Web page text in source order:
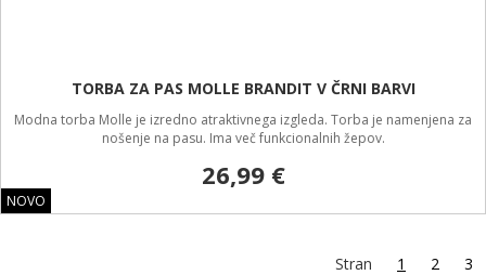
NOVO
TORBA ZA PAS MOLLE BRANDIT V ČRNI BARVI
Modna torba Molle je izredno atraktivnega izgleda. Torba je namenjena za
nošenje na pasu. Ima več funkcionalnih žepov.
26,99 €
Stran 1 2 3